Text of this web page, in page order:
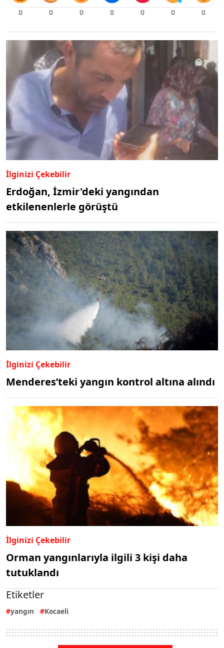
İlginizi Çekebilir
Erdoğan, İzmir'deki yangından
etkilenenlerle görüştü
İlginizi Çekebilir
Menderes’teki yangın kontrol altına alındı
İlginizi Çekebilir
Orman yangınlarıyla ilgili 3 kişi daha
tutuklandı
Etiketler
yangın Kocaeli